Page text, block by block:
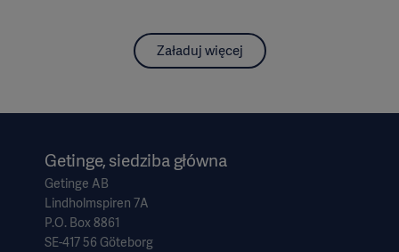
Załaduj więcej
Getinge, siedziba główna
Getinge AB
Lindholmspiren 7A
P.O. Box 8861
SE-417 56 Göteborg